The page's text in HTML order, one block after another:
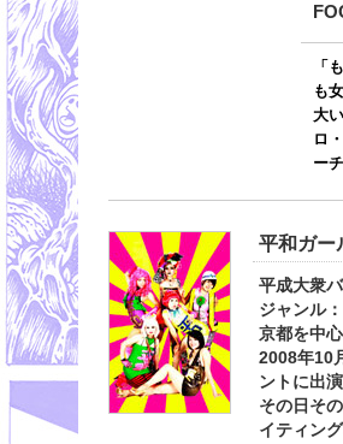
「
も
大
ロ
ー
平和ガー
平成大衆
ジャンル
京都を中
2008年10
ントに出
その日そ
イティン